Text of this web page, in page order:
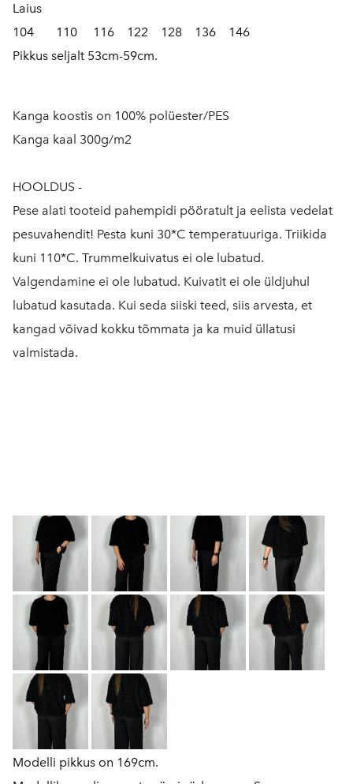
Modelli pikkus on 169cm.
Laius
104 110 116 122 128 136 146
Pikkus seljalt 53cm-59cm.
Kanga koostis on 100% polüester/PES
Kanga kaal 300g/m2
HOOLDUS -
Pese alati tooteid pahempidi pööratult ja eelista vedelat
pesuvahendit! Pesta kuni 30*C temperatuuriga. Triikida
kuni 110*C. Trummelkuivatus ei ole lubatud.
Valgendamine ei ole lubatud. Kuivatit ei ole üldjuhul
lubatud kasutada. Kui seda siiski teed, siis arvesta, et
kangad võivad kokku tõmmata ja ka muid üllatusi
valmistada.